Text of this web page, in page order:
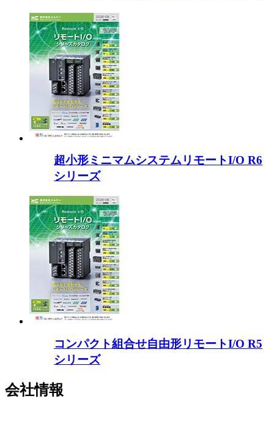
超小形ミニマムシステムリモートI/O R6
シリーズ
コンパクト組合せ自由形リモートI/O R5
シリーズ
会社情報